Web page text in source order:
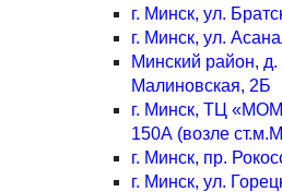
г. Минск, ул.
г. Минск, ул.
Минский район,
Малиновская, 2Б
г. Минск, ТЦ
150А (возле
г. Минск, пр.
г. Минск, ул.